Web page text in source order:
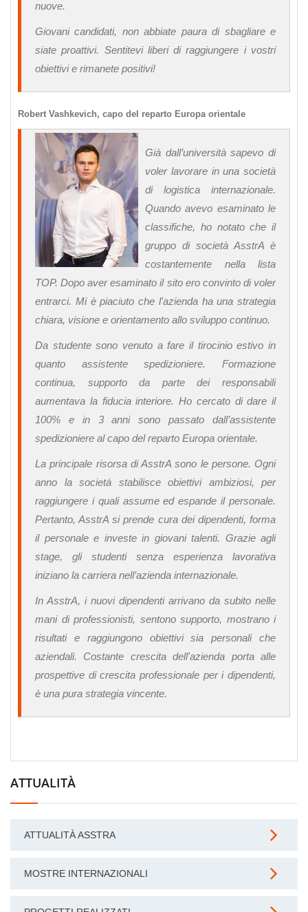
nuove.
Giovani candidati, non abbiate paura di sbagliare e
siate proattivi. Sentitevi liberi di raggiungere i vostri
obiettivi e rimanete positivi!
Robert Vashkevich, capo del reparto Europa orientale
Già dall’università sapevo di
voler lavorare in una società
di logistica internazionale.
Quando avevo esaminato le
classifiche, ho notato che il
gruppo di società AsstrA è
costantemente nella lista
TOP. Dopo aver esaminato il sito ero convinto di voler
entrarci. Mi è piaciuto che l'azienda ha una strategia
chiara, visione e orientamento allo sviluppo continuo.
Da studente sono venuto a fare il tirocinio estivo in
quanto assistente spedizioniere. Formazione
continua, supporto da parte dei responsabili
aumentava la fiducia interiore. Ho cercato di dare il
100% e in 3 anni sono passato dall’assistente
spedizioniere al capo del reparto Europa orientale.
La principale risorsa di AsstrA sono le persone. Ogni
anno la società stabilisce obiettivi ambiziosi, per
raggiungere i quali assume ed espande il personale.
Pertanto, AsstrA si prende cura dei dipendenti, forma
il personale e investe in giovani talenti. Grazie agli
stage, gli studenti senza esperienza lavorativa
iniziano la carriera nell’azienda internazionale.
In AsstrA, i nuovi dipendenti arrivano da subito nelle
mani di professionisti, sentono supporto, mostrano i
risultati e raggiungono obiettivi sia personali che
aziendali. Costante crescita dell'azienda porta alle
prospettive di crescita professionale per i dipendenti,
è una pura strategia vincente.
ATTUALITÀ
ATTUALITÀ ASSTRA
MOSTRE INTERNAZIONALI